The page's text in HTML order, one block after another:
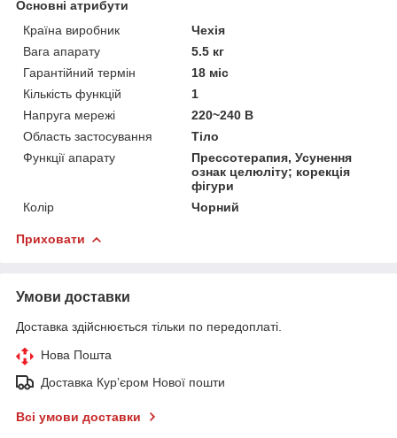
Основні атрибути
Країна виробник
Чехія
Вага апарату
5.5 кг
Гарантійний термін
18 міс
Кількість функцій
1
Напруга мережі
220~240 В
Область застосування
Тіло
Функції апарату
Прессотерапия, Усунення
ознак целюліту; корекція
фігури
Колір
Чорний
Приховати
Умови доставки
Доставка здійснюється тільки по передоплаті.
Нова Пошта
Доставка Курʼєром Нової пошти
Всі умови доставки